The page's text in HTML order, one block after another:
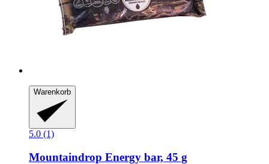
Warenkorb
5.0 (1)
Mountaindrop Energy bar, 45 g